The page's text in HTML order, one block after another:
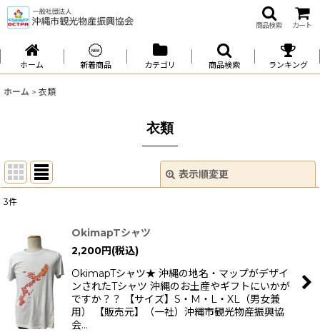
商品検索 カート
ホーム 新着商品 カテゴリ 商品検索 ランキング
ホーム > 衣類
衣類
表示順変更
表示数 :
並び順
3件
OkimapTシャツ
2,200円(税込)
OkimapTシャツ★ 沖縄の地名・マップがデザイ
ンされたTシャツ 沖縄のお土産やギフトにいかが
ですか？？ 【サイズ】S・M・L・XL（男女兼
用） 【販売元】（一社）沖縄市観光物産振興協
会…